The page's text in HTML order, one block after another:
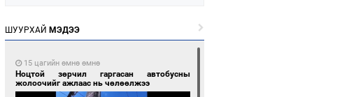
ШУУРХАЙ МЭДЭЭ
15 цагийн өмнө өмнө
Ноцтой зөрчил гаргасан автобусны
жолоочийг ажлаас нь чөлөөлжээ